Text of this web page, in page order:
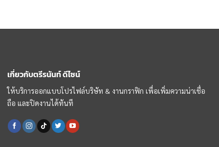
เกี่ยวกับตรีรนันท์ ดีไซน์
ให้บริการออกแบบโปรไฟล์บริษัท & งานกราฟิก เพื่อเพิ่มความน่าเชื่อ
ถือ และปิดงานได้ทันที